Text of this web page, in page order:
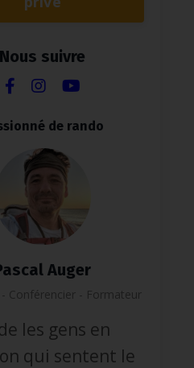
Nous suivre
de rando
Auger
- Conférencier - Formateur
les gens en
qui sentent le